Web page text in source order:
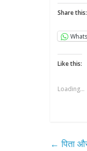
Share this:
Like this:
Loading...
← पिता